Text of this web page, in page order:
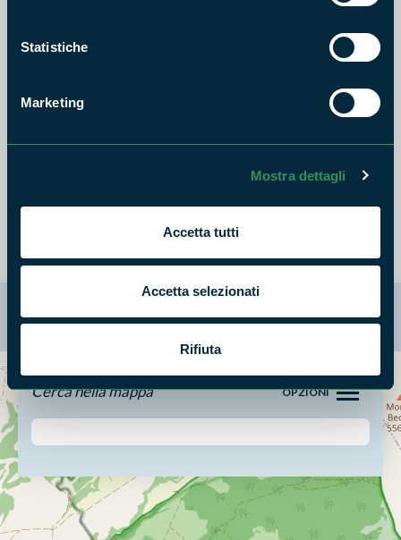
Statistiche
Marketing
Mostra dettagli
Accetta tutti
Accetta selezionati
Rifiuta
La mappa di Parchilazio.it
Cerca nella mappa OPZIONI